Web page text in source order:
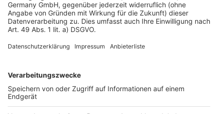
Datenschutz
Impressum
Services
Bauprojekt-Quiz
Häuser-Suche